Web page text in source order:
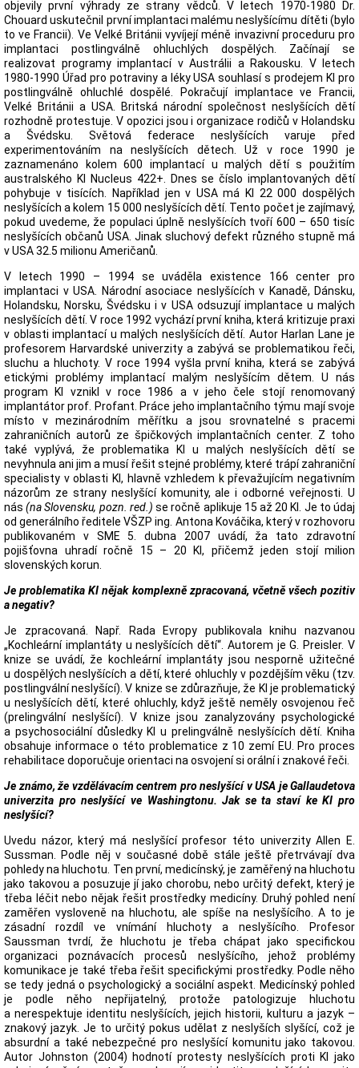
objevily první výhrady ze strany vědců. V letech 1970-1980 Dr.
Chouard uskutečnil první implantaci malému neslyšícímu dítěti (bylo
to ve Francii). Ve Velké Británii vyvíjejí méně invazivní proceduru pro
implantaci postlingválně ohluchlých dospělých. Začínají se
realizovat programy implantací v Austrálii a Rakousku. V letech
1980-1990 Úřad pro potraviny a léky USA souhlasí s prodejem KI pro
postlingválně ohluchlé dospělé. Pokračují implantace ve Francii,
Velké Británii a USA. Britská národní společnost neslyšících dětí
rozhodně protestuje. V opozici jsou i organizace rodičů v Holandsku
a Švédsku. Světová federace neslyšících varuje před
experimentováním na neslyšících dětech. Už v roce 1990 je
zaznamenáno kolem 600 implantací u malých dětí s použitím
australského KI Nucleus 422+. Dnes se číslo implantovaných dětí
pohybuje v tisících. Například jen v USA má KI 22 000 dospělých
neslyšících a kolem 15 000 neslyšících dětí. Tento počet je zajímavý,
pokud uvedeme, že populaci úplně neslyšících tvoří 600 – 650 tisíc
neslyšících občanů USA. Jinak sluchový defekt různého stupně má
v USA 32.5 milionu Američanů.
V letech 1990 – 1994 se uváděla existence 166 center pro
implantaci v USA. Národní asociace neslyšících v Kanadě, Dánsku,
Holandsku, Norsku, Švédsku i v USA odsuzují implantace u malých
neslyšících dětí. V roce 1992 vychází první kniha, která kritizuje praxi
v oblasti implantací u malých neslyšících dětí. Autor Harlan Lane je
profesorem Harvardské univerzity a zabývá se problematikou řeči,
sluchu a hluchoty. V roce 1994 vyšla první kniha, která se zabývá
etickými problémy implantací malým neslyšícím dětem. U nás
program KI vznikl v roce 1986 a v jeho čele stojí renomovaný
implantátor prof. Profant. Práce jeho implantačního týmu mají svoje
místo v mezinárodním měřítku a jsou srovnatelné s pracemi
zahraničních autorů ze špičkových implantačních center. Z toho
také vyplývá, že problematika KI u malých neslyšících dětí se
nevyhnula ani jim a musí řešit stejné problémy, které trápí zahraniční
specialisty v oblasti KI, hlavně vzhledem k převažujícím negativním
názorům ze strany neslyšící komunity, ale i odborné veřejnosti. U
nás(na Slovensku, pozn. red.) se ročně aplikuje 15 až 20 KI. Je to údaj
od generálního ředitele VŠZP ing. Antona Kováčika, který v rozhovoru
publikovaném v SME 5. dubna 2007 uvádí, ža tato zdravotní
pojišťovna uhradí ročně 15 – 20 KI, přičemž jeden stojí milion
slovenských korun.
Je problematika KI nějak komplexně zpracovaná, včetně všech pozitiv
a negativ?
Je zpracovaná. Např. Rada Evropy publikovala knihu nazvanou
„Kochleární implantáty u neslyšících dětí“. Autorem je G. Preisler. V
knize se uvádí, že kochleární implantáty jsou nesporně užitečné
u dospělých neslyšících a dětí, které ohluchly v pozdějším věku (tzv.
postlingvální neslyšící). V knize se zdůrazňuje, že KI je problematický
u neslyšících dětí, které ohluchly, když ještě neměly osvojenou řeč
(prelingvální neslyšící). V knize jsou zanalyzovány psychologické
a psychosociální důsledky KI u prelingválně neslyšících dětí. Kniha
obsahuje informace o této problematice z 10 zemí EU. Pro proces
rehabilitace doporučuje orientaci na osvojení si orální i znakové řeči.
Je známo, že vzdělávacím centrem pro neslyšící v USA je Gallaudetova
univerzita pro neslyšící ve Washingtonu. Jak se ta staví ke KI pro
neslyšící?
Uvedu názor, který má neslyšící profesor této univerzity Allen E.
Sussman. Podle něj v současné době stále ještě přetrvávají dva
pohledy na hluchotu. Ten první, medicínský, je zaměřený na hluchotu
jako takovou a posuzuje jí jako chorobu, nebo určitý defekt, který je
třeba léčit nebo nějak řešit prostředky medicíny. Druhý pohled není
zaměřen vysloveně na hluchotu, ale spíše na neslyšícího. A to je
zásadní rozdíl ve vnímání hluchoty a neslyšícího. Profesor
Saussman tvrdí, že hluchotu je třeba chápat jako specifickou
organizaci poznávacích procesů neslyšícího, jehož problémy
komunikace je také třeba řešit specifickými prostředky. Podle něho
se tedy jedná o psychologický a sociální aspekt. Medicínský pohled
je podle něho nepřijatelný, protože patologizuje hluchotu
a nerespektuje identitu neslyšících, jejich historii, kulturu a jazyk –
znakový jazyk. Je to určitý pokus udělat z neslyších slyšící, což je
absurdní a také nebezpečné pro neslyšící komunitu jako takovou.
Autor Johnston (2004) hodnotí protesty neslyšících proti KI jako